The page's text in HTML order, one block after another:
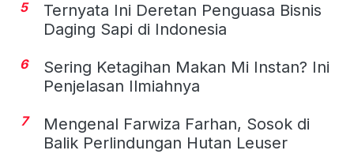
5
Ternyata Ini Deretan Penguasa Bisnis
Daging Sapi di Indonesia
6
Sering Ketagihan Makan Mi Instan? Ini
Penjelasan Ilmiahnya
7
Mengenal Farwiza Farhan, Sosok di
Balik Perlindungan Hutan Leuser